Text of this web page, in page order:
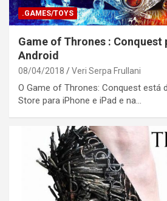
.GAMES/TOYS
Game of Thrones : Conquest
Android
08/04/2018 Veri Serpa Frullani
O Game of Thrones: Conquest está
Store para iPhone e iPad e na…